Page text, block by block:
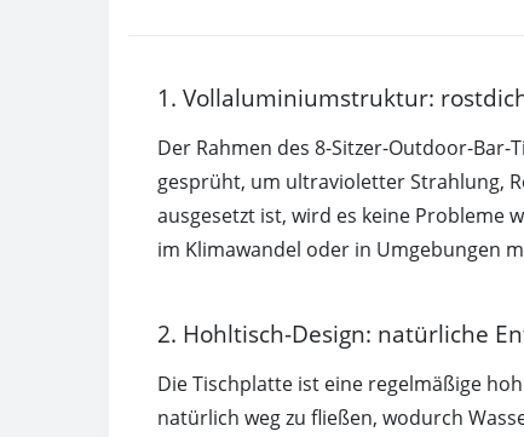
1. Vollaluminiumstruktur:
Der Rahmen des 8-Sitzer-Outdoor-
gesprüht, um ultravioletter Strahlung,
ausgesetzt ist, wird es keine Probleme
im Klimawandel oder in Umgebungen
2. Hohltisch-Design: natürliche
Die Tischplatte ist eine regelmäßige
natürlich weg zu fließen, wodurch